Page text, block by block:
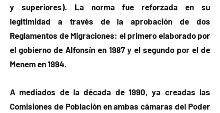
y superiores). La norma fue reforzada en su
legitimidad a través de la aprobación de dos
Reglamentos de Migraciones: el primero elaborado por
el gobierno de Alfonsín en 1987 y el segundo por el de
Menem en 1994.
A mediados de la década de 1990, ya creadas las
Comisiones de Población en ambas cámaras del Poder